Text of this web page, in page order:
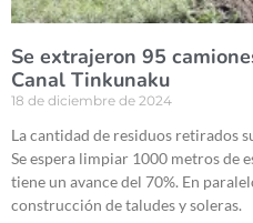
Se extrajeron 95
Canal Tinkunaku
18 de diciembre de 2024
La cantidad de residuos retirados
Se espera limpiar 1000 metros de
tiene un avance del 70%. En
construcción de taludes y soleras.